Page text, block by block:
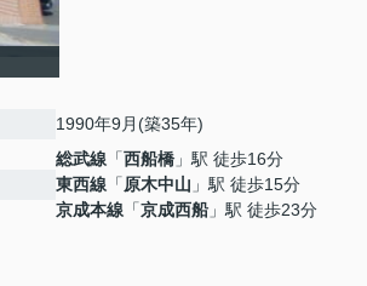
1990年9月(築35年)
総武線 「西船橋 」駅 徒歩16分
東西線 「原木中山 」駅 徒歩15分
京成本線 「京成西船」駅 徒歩23分